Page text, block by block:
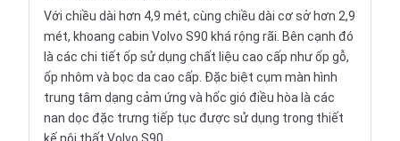
Với chiều dài hơn 4,9 mét, cùng chiều dài cơ sở hơn 2,9
mét, khoang cabin Volvo S90 khá rộng rãi. Bên cạnh đó
là các chi tiết ốp sử dụng chất liệu cao cấp như ốp gỗ,
ốp nhôm và bọc da cao cấp. Đặc biệt cụm màn hình
trung tâm dạng cảm ứng và hốc gió điều hòa là các
nan dọc đặc trưng tiếp tục được sử dụng trong thiết